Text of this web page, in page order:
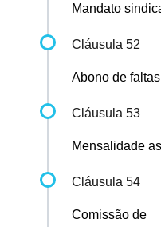
Mandato
Cláusula 52
Abono de
Cláusula 53
Mensalidade
Cláusula 54
Comissão de